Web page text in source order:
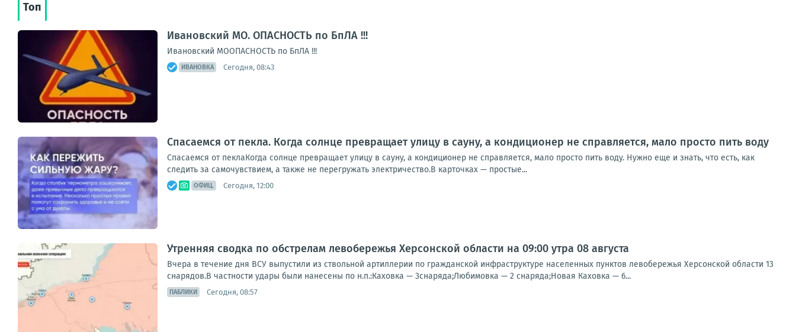
Топ
Ивановский МО. ОПАСНОСТЬ по БпЛА !!!
Ивановский МООПАСНОСТЬ по БпЛА !!!
ИВАНОВКА Сегодня, 08:43
Спасаемся от пекла. Когда солнце превращает улицу в сауну, а кондиционер не справляется, мало просто пить воду
Спасаемся от пеклаКогда солнце превращает улицу в сауну, а кондиционер не справляется, мало просто пить воду. Нужно еще и знать, что есть, как
следить за самочувствием, а также не перегружать электричество.В карточках — простые...
ОФИЦ. Сегодня, 12:00
Утренняя сводка по обстрелам левобережья Херсонской области на 09:00 утра 08 августа
Вчера в течение дня ВСУ выпустили из ствольной артиллерии по гражданской инфраструктуре населенных пунктов левобережья Херсонской области 13
снарядов.В частности удары были нанесены по н.п.:Каховка — 3снаряда;Любимовка — 2 снаряда;Новая Каховка — 6...
ПАБЛИКИ Сегодня, 08:57